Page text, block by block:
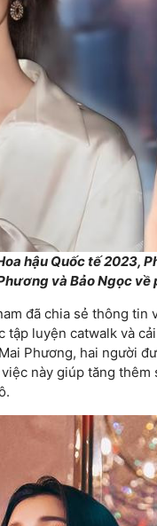
hậu Quốc tế 2023,
và Bảo Ngọc
đã chia sẻ thông
luyện catwalk và
Phương, hai người
này giúp tăng